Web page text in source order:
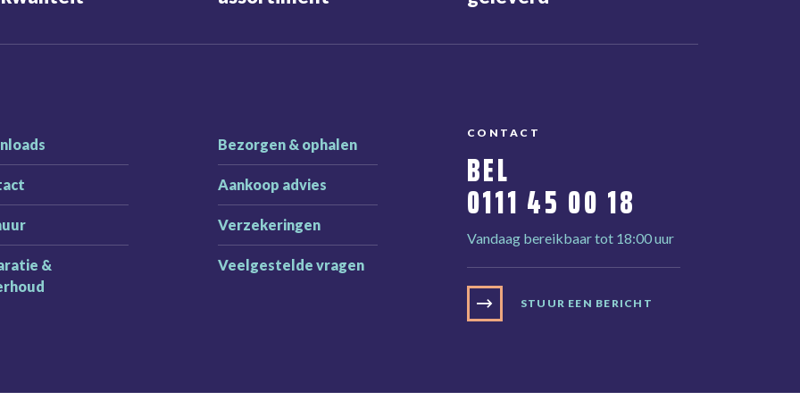
&
Bezorgen & ophalen
Aankoop advies
Verzekeringen
Veelgestelde vragen
CONTACT
BEL
0111 45 00 18
Vandaag bereikbaar tot 18:00 uur
STUUR EEN BERICHT